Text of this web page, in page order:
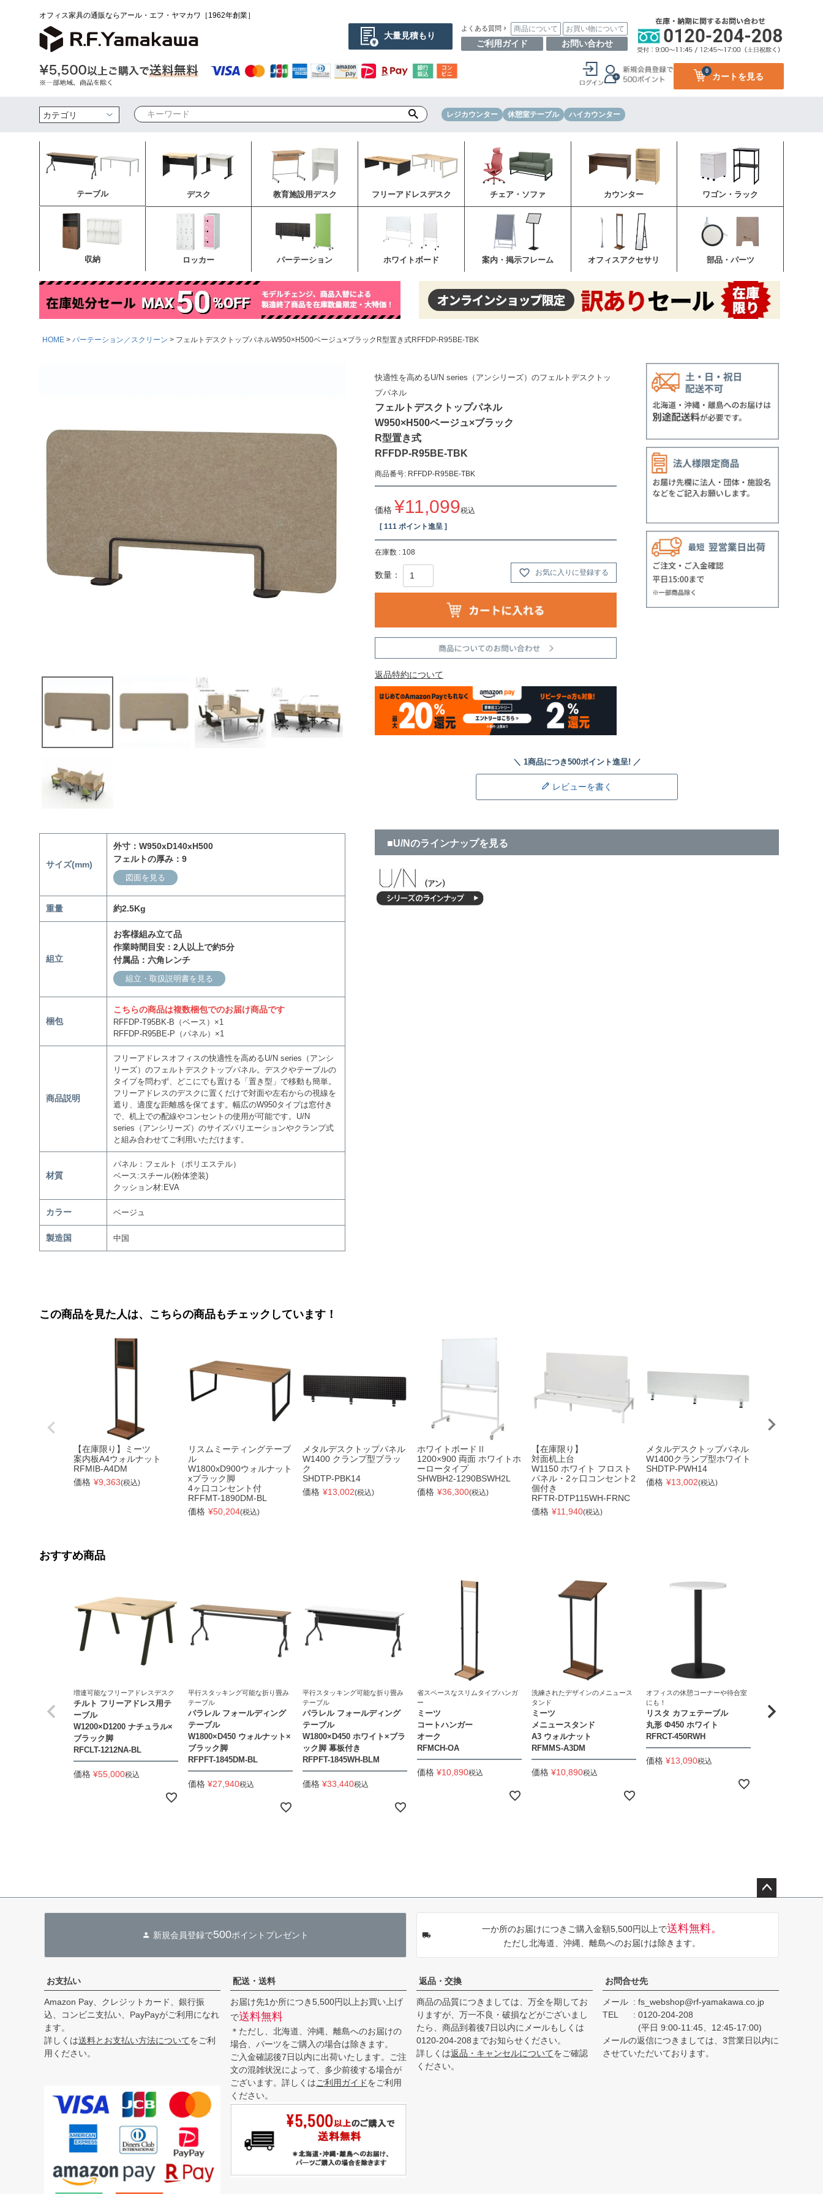
オフィス家具の通販ならアール・エフ・ヤマカワ［1962年創業］
大量見積もり
よくある質問 商品について お買い物について
ご利用ガイド お問い合わせ
カートを見る
0
検索 レジカウンター 休憩室テーブル ハイカウンター
テーブル デスク 教育施設用デスク フリーアドレスデスク チェア・ソファ カウンター ワゴン・ラック
収納 ロッカー パーテーション ホワイトボード 案内・掲示フレーム オフィスアクセサリ 部品・パーツ
HOME パーテーション／スクリーン フェルトデスクトップパネルW950×H500ベージュ×ブラックR型置き式RFFDP-R95BE-TBK
サイズ(mm)
外寸：W950xD140xH500
フェルトの厚み：9
図面を見る
重量 約2.5Kg
組立
お客様組み立て品
作業時間目安：2人以上で約5分
付属品：六角レンチ
組立・取扱説明書を見る
梱包
こちらの商品は複数梱包でのお届け商品です
RFFDP-T95BK-B（ベース）×1
RFFDP-R95BE-P（パネル）×1
商品説明
フリーアドレスオフィスの快適性を高めるU/N series（アンシ
リーズ）のフェルトデスクトップパネル。デスクやテーブルの
タイプを問わず、どこにでも置ける「置き型」で移動も簡単。
フリーアドレスのデスクに置くだけで対面や左右からの視線を
遮り、適度な距離感を保てます。幅広のW950タイプは窓付き
で、机上での配線やコンセントの使用が可能です。U/N
series（アンシリーズ）のサイズバリエーションやクランプ式
と組み合わせてご利用いただけます。
材質
パネル：フェルト（ポリエステル）
ベース:スチール(粉体塗装)
クッション材:EVA
カラー ベージュ
製造国 中国
快適性を高めるU/N series（アンシリーズ）のフェルトデスクトッ
プパネル
フェルトデスクトップパネル
W950×H500ベージュ×ブラック
R型置き式
RFFDP-R95BE-TBK
商品番号 RFFDP-R95BE-TBK
価格 ¥11,099税込
[ 111 ポイント進呈 ]
在庫数 108
お気に入りに登録する
返品特約について
レビューを書く
■U/Nのラインナップを見る
この商品を見た人は、こちらの商品もチェックしています！
【在庫限り】ミーツ
案内板A4ウォルナット
RFMIB-A4DM
価格 ¥9,363(税込)
リスムミーティングテーブ
ル
W1800xD900ウォルナット
xブラック脚
4ヶ口コンセント付
RFFMT-1890DM-BL
価格 ¥50,204(税込)
メタルデスクトップパネル
W1400 クランプ型ブラッ
ク
SHDTP-PBK14
価格 ¥13,002(税込)
ホワイトボードⅡ
1200×900 両面 ホワイトホ
ーロータイプ
SHWBH2-1290BSWH2L
価格 ¥36,300(税込)
【在庫限り】
対面机上台
W1150 ホワイト フロスト
パネル・2ヶ口コンセント2
個付き
RFTR-DTP115WH-FRNC
価格 ¥11,940(税込)
メタルデスクトップパネル
W1400クランプ型ホワイト
SHDTP-PWH14
価格 ¥13,002(税込)
おすすめ商品
増連可能なフリーアドレスデスク
チルト フリーアドレス用テ
ーブル
W1200×D1200 ナチュラル×
ブラック脚
RFCLT-1212NA-BL
価格 ¥55,000税込
平行スタッキング可能な折り畳み
テーブル
パラレル フォールディング
テーブル
W1800×D450 ウォルナット×
ブラック脚
RFPFT-1845DM-BL
価格 ¥27,940税込
平行スタッキング可能な折り畳み
テーブル
パラレル フォールディング
テーブル
W1800×D450 ホワイト×ブラ
ック脚 幕板付き
RFPFT-1845WH-BLM
価格 ¥33,440税込
省スペースなスリムタイプハンガ
ー
ミーツ
コートハンガー
オーク
RFMCH-OA
価格 ¥10,890税込
洗練されたデザインのメニュース
タンド
ミーツ
メニュースタンド
A3 ウォルナット
RFMMS-A3DM
価格 ¥10,890税込
オフィスの休憩コーナーや待合室
にも！
リスタ カフェテーブル
丸形 Φ450 ホワイト
RFRCT-450RWH
価格 ¥13,090税込
リスタ カフェテ
新規会員登録で500ポイントプレゼント
一か所のお届けにつきご購入金額5,500円以上で送料無料。
ただし北海道、沖縄、離島へのお届けは除きます。
お支払い
Amazon Pay、クレジットカード、銀行振
込、コンビニ支払い、PayPayがご利用になれ
ます。
詳しくは送料とお支払い方法についてをご利
用ください。
配送・送料
お届け先1か所につき5,500円以上お買い上げ
で送料無料
＊ただし、北海道、沖縄、離島へのお届けの
場合、パーツをご購入の場合は除きます。
ご入金確認後7日以内に出荷いたします。ご注
文の混雑状況によって、多少前後する場合が
ございます。詳しくはご利用ガイドをご利用
ください。
返品・交換
商品の品質につきましては、万全を期してお
りますが、万一不良・破損などがございまし
たら、商品到着後7日以内にメールもしくは
0120-204-208までお知らせください。
詳しくは返品・キャンセルについてをご確認
ください。
お問合せ先
メール
fs_webshop@rf-yamakawa.co.jp
TEL
0120-204-208
(平日 9:00-11:45、12:45-17:00)
メールの返信につきましては、3営業日以内に
させていただいております。